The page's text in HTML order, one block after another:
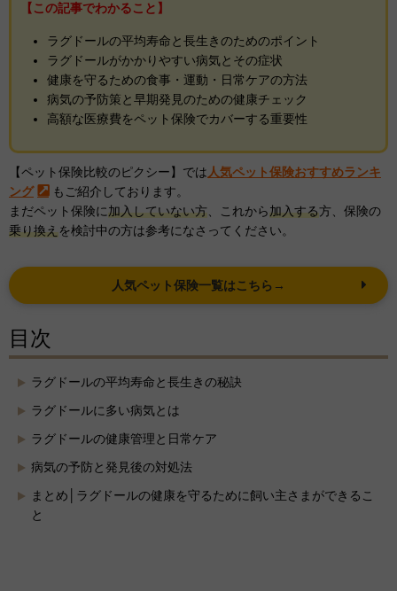
【この記事でわかること】
ラグドールの平均寿命と長生きのためのポイント
ラグドールがかかりやすい病気とその症状
健康を守るための食事・運動・日常ケアの方法
病気の予防策と早期発見のための健康チェック
高額な医療費をペット保険でカバーする重要性
【ペット保険比較のピクシー】では人気ペット保険おすすめランキ
ング
もご紹介しております。
まだペット保険に加入していない方、これから加入する方、保険の
乗り換えを検討中の方は参考になさってください。
人気ペット保険一覧はこちら→
目次
ラグドールの平均寿命と長生きの秘訣
ラグドールに多い病気とは
ラグドールの健康管理と日常ケア
病気の予防と発見後の対処法
まとめ│ラグドールの健康を守るために飼い主さまができるこ
と